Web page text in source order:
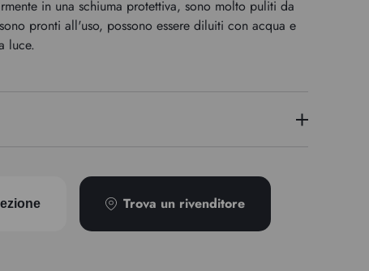
in una schiuma protettiva, sono molto puliti da
pronti all'uso, possono essere diluiti con acqua e
luce.
Trova un rivenditore